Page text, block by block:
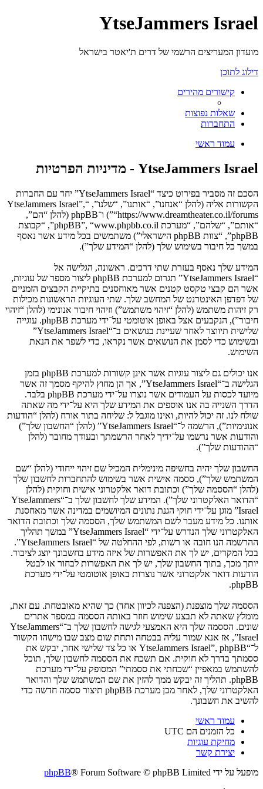
YtseJammers Israel
מועדון המעריצים הרשמי של דרים ת'יאטר בישראל
דילוג לתוכן
קישורים מהירים
שאלות נפוצות
התחברות
עמוד ראשי
YtseJammers Israel - מדיניות הפרטיות
הסכם זה מסביר בפירוט כיצד “YtseJammers Israel” יחד עם החברות
הקשורות אליה (להלן “אנחנו”, “אותנו”, “שלנו”, “YtseJammers Israel”,
“https://www.dreamtheater.co.il/forums”) ו־phpBB (להלן “הם”,
“אותם”, “שלהם”, “מערכת phpBB”, “www.phpbb.co.il”, “קבוצת
phpBB”, “צוות phpBB הישראלי”) משתמשים בכל מידע אשר נאסף
במשך כל חיבור בשימוש שלך (להלן “המידע שלך”).
המידע שלך נאסף בעזרת שתי דרכים. ראשונה, הגלישה אל
“YtseJammers Israel” תגרום למערכת phpBB ליצור מספר של עוגיות,
אשר הם קבצי טקסט קטנים אשר מאוחסנים בתיקיית הקבצים הזמניים
של דפדפן האינטרנט של המחשב שלך. שתי העוגיות הראשונות מכילות
רק זיהות משתמש (להלן “זיהוי משתמש”) וזיהוי חיבור אנונימי (להלן “זיהוי
חיבור”), הנקבעים אצל באופן אוטומטי על־ידי מערכת phpBB. עוגייה
שלישית תיווצר לאחר שעיינת בנושאים ב־“YtseJammers Israel”
ובשימוש כדי לסמן את הנושאים אשר נקראו, כדי לשפר את הנאת
השימוש.
אנו יכולים גם ליצור עוגיות אשר אינן קשורות למערכת phpBB בזמן
הגלישה ב־“YtseJammers Israel”, אך הן מחוץ להיקף מסמך זה אשר
מיועד לכסות על העמודים אשר נוצרו על־ידי מערכת phpBB בלבד.
הדרך השנייה בה אנו אוספים את המידע שלך היא על־ידי מה שאתה
שולח לנו. זה יכול להיות, ואינו מוגבל ל: שליחה בתור אורח (להלן “הודעות
אנונימיות”), הרשמה ל־“YtseJammers Israel” (להלן “החשבון שלך”)
והודעות אשר נרשמו על־ידיך לאחר הרשמתך ובעודך מחובר (להלן
“ההודעות שלך”).
החשבון שלך יהיה בחשיפה מינימלית המכיל שם זיהוי ייחודי (להלן “שם
המשתמש שלך”), ססמה אישית אשר בשימוש להתחברות לחשבון שלך
(להלן “הססמה שלך”) וכתובת דואר אלקטרוני אישית וחוקית (להלן
“הדואר האלקטרוני שלך”). המידע שלך לחשבון שלך ב־“YtseJammers
Israel” מוגן על־ידי חוקי הגנת נתונים המיושמים במדינה אשר מאחסנת
אותנו. כל מידע מעבר לשם המשתמש שלך, הססמה שלך וכתובת הדואר
האלקטרוני שלך הנדרש על־ידי “YtseJammers Israel” במשך תהליך
ההרשמה הנו חובה או רשות, לפי ההחלטה של “YtseJammers Israel”.
בכל המקרים, יש לך את האפשרות של איזה מידע בחשבונך יוצג לציבור.
יותך מכך, בתוך החשבון שלך, יש לך את האפשרות לבחור או לבטל
הודעות דואר אלקטרוני אשר נוצרות באופן אוטומטי על־ידי מערכת
phpBB.
הססמה שלך מוצפנת (הצפנה לכיוון אחד) כך שהיא מאובטחת. עם זאת,
מומלץ שאתה לא תבצע שימוש חוזר באותה הססמה במספר אתרים
שונים. הססמה שלך היא האמצעי לגישה לחשבון שלך ב־“YtseJammers
Israel”, אז אנא שמור עליה בבטחה ותחת שום מצב שבו מישהו הקשור
ל־“YtseJammers Israel”, phpBB או כל צד שלישי אחר, יבקש את
ססמתך בדרך לא חוקית. אם תשכח את הססמה לחשבון שלך, תוכל
להשתמש במאפיין “שכחתי את ססמתי” המסופק על־ידי מערכת
phpBB. תהליך זה יבקש ממך להזין את שם המשתמש שלך והדואר
האלקטרוני שלך, לאחר מכן מערכת phpBB תיצור ססמה חדשה כדי
להשיב את חשבונך.
עמוד ראשי
כל הזמנים הם UTC
מחיקת עוגיות
יצירת קשר
מופעל על ידי
phpBB® Forum Software © phpBB Limited